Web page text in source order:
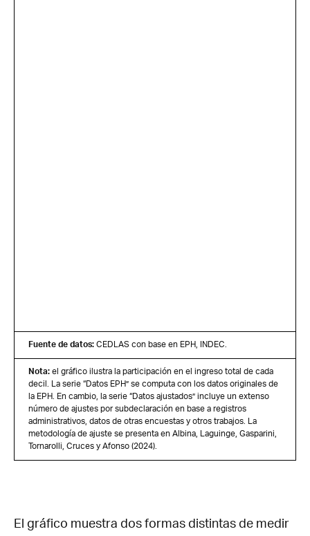
Fuente de datos: CEDLAS con base en EPH, INDEC.
Nota: el gráfico ilustra la participación en el ingreso total de cada
decil. La serie “Datos EPH” se computa con los datos originales de
la EPH. En cambio, la serie “Datos ajustados” incluye un extenso
número de ajustes por subdeclaración en base a registros
administrativos, datos de otras encuestas y otros trabajos. La
metodología de ajuste se presenta en Albina, Laguinge, Gasparini,
Tornarolli, Cruces y Afonso (2024).
El gráfico muestra dos formas distintas de medir